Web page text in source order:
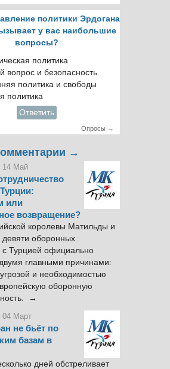
политики Эрдогана
у вас наибольшие
вопросы?
политика
вопрос и безопасность
политика и свободы
политика
Ответить
Опросы →
→
| 14 Май
или
возвращение?
королевы Матильды и
девяти оборонных
с Турцией официально
главными причинами:
и необходимостью
оборонную
→
| 04 Март
не бьёт по
базам в
дней обстреливает